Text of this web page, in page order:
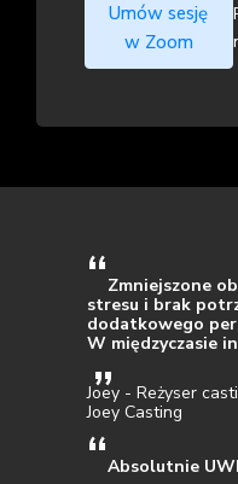
Umów sesję
w Zoom
Zmniejszone
stresu i brak
dodatkowego
W międzyczasie
Joey - Reżyser
Joey Casting
Absolutnie